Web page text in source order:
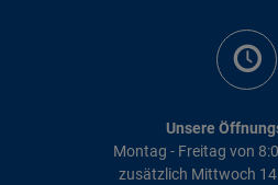
Unsere
Montag - Freitag von
zusätzlich Mittwoch